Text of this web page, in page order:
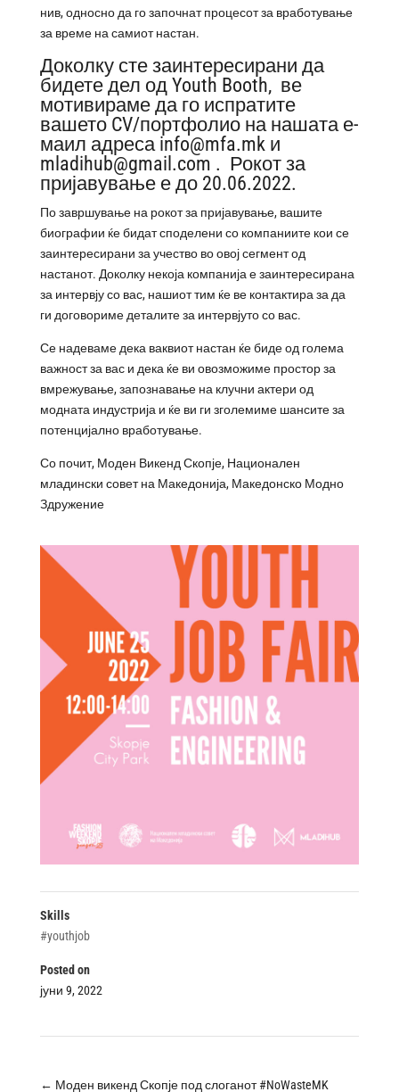
нив, односно да го започнат процесот за вработување
за време на самиот настан.
Доколку сте заинтересирани да
бидете дел од Youth Booth, ве
мотивираме да го испратите
вашето CV/портфолио на нашата е-
маил адреса info@mfa.mk и
mladihub@gmail.com . Рокот за
пријавување е до 20.06.2022.
По завршување на рокот за пријавување, вашите
биографии ќе бидат споделени со компаниите кои се
заинтересирани за учество во овој сегмент од
настанот. Доколку некоја компанија е заинтересирана
за интервју со вас, нашиот тим ќе ве контактира за да
ги договориме деталите за интервјуто со вас.
Се надеваме дека ваквиот настан ќе биде од голема
важност за вас и дека ќе ви овозможиме простор за
вмрежување, запознавање на клучни актери од
модната индустрија и ќе ви ги зголемиме шансите за
потенцијално вработување.
Со почит, Моден Викенд Скопје, Национален
младински совет на Македонија, Македонско Модно
Здружение
Skills
#youthjob
Posted on
јуни 9, 2022
← Моден викенд Скопје под слоганот #NoWasteMK